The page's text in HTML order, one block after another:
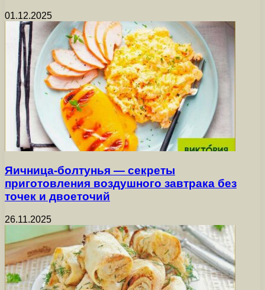
01.12.2025
Яичница-болтунья — секреты
приготовления воздушного завтрака без
точек и двоеточий
26.11.2025